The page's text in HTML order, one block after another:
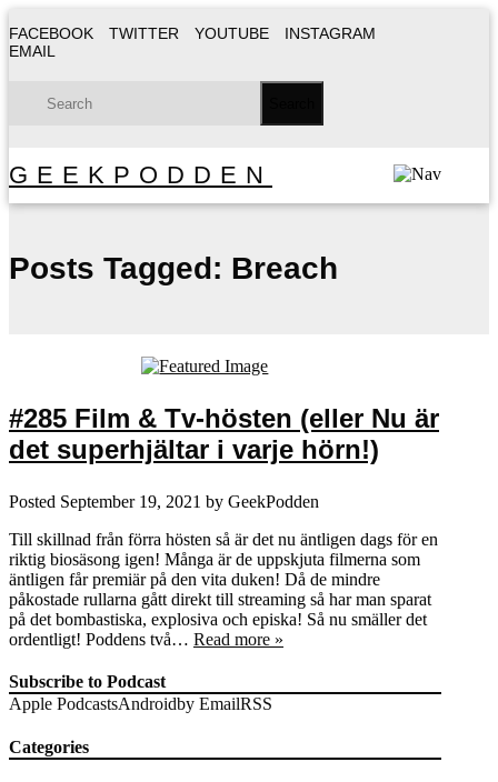
FACEBOOK TWITTER YOUTUBE
INSTAGRAM
EMAIL
GEEKPODDEN
Posts Tagged: Breach
#285 Film & Tv-hösten (eller Nu är
det superhjältar i varje hörn!)
Posted September 19, 2021 by GeekPodden
Till skillnad från förra hösten så är det nu äntligen dags för en
riktig biosäsong igen! Många är de uppskjuta filmerna som
äntligen får premiär på den vita duken! Då de mindre
påkostade rullarna gått direkt till streaming så har man sparat
på det bombastiska, explosiva och episka! Så nu smäller det
ordentligt! Poddens två… Read more »
Subscribe to Podcast
Apple PodcastsAndroidby EmailRSS
Categories